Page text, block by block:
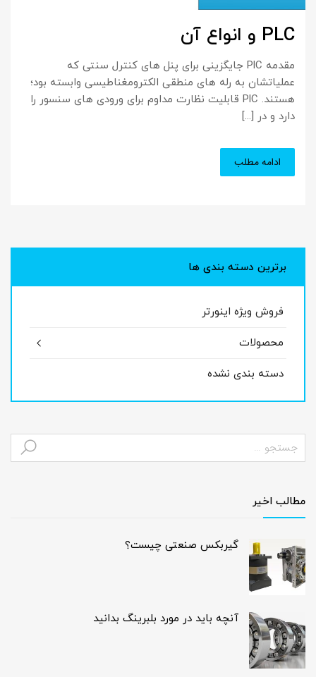
PLC و انواع آن
مقدمه PlC جایگزینی برای پنل های کنترل سنتی که
عملیاتشان به رله های منطقی الکترومغناطیسی وابسته بود؛
هستند. ‏PlC قابلیت نظارت مداوم برای ورودی های سنسور را
دارد و در [...]
ادامه مطلب
برترین دسته بندی ها
فروش ویژه اینورتر
محصولات
دسته بندی نشده
مطالب اخیر
گیربکس صنعتی چیست؟
آنچه باید در مورد بلبرینگ بدانید